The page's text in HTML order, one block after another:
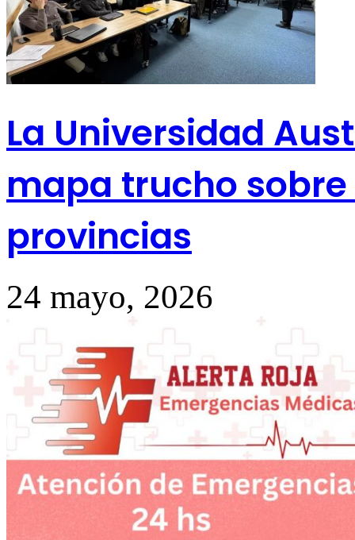
La Universidad
mapa trucho
provincias
24 mayo, 2026